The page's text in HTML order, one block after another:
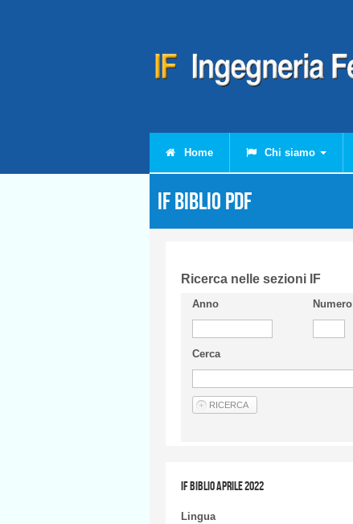
Home Chi siamo
IF Biblio PDF
Ricerca nelle sezioni IF
Anno Numero
Cerca
IF BIBLIO APRILE 2022
Lingua